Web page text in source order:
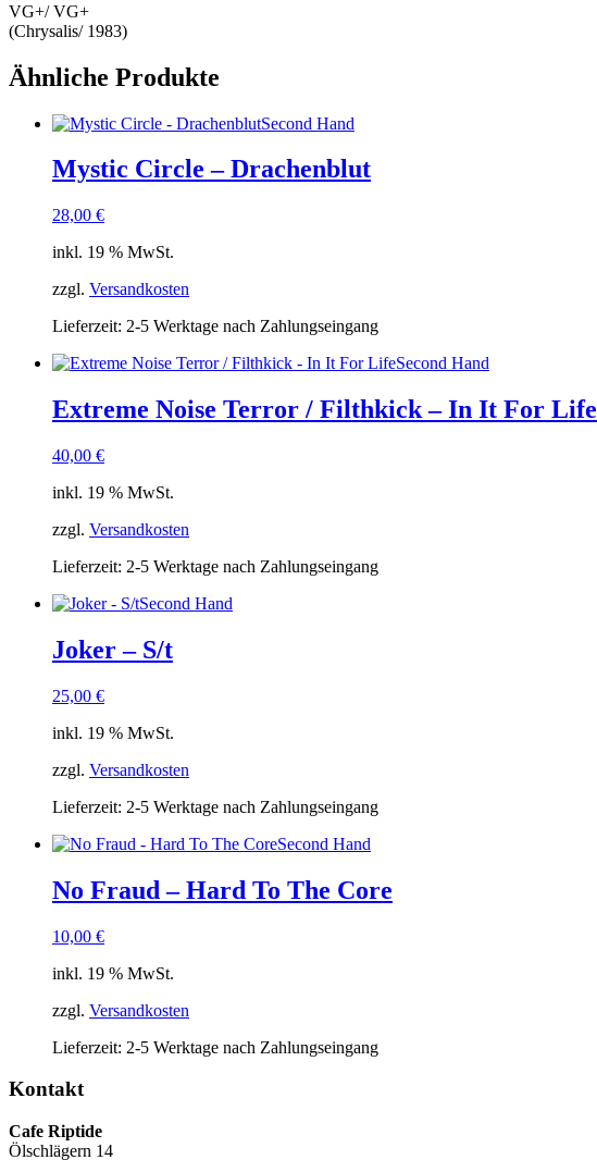
VG+/ VG+
(Chrysalis/ 1983)
Ähnliche Produkte
Second Hand
Mystic Circle – Drachenblut
28,00 €
inkl. 19 % MwSt.
zzgl. Versandkosten
Lieferzeit: 2-5 Werktage nach Zahlungseingang
Second Hand
Extreme Noise Terror / Filthkick – In It For Life
40,00 €
inkl. 19 % MwSt.
zzgl. Versandkosten
Lieferzeit: 2-5 Werktage nach Zahlungseingang
Second Hand
Joker – S/t
25,00 €
inkl. 19 % MwSt.
zzgl. Versandkosten
Lieferzeit: 2-5 Werktage nach Zahlungseingang
Second Hand
No Fraud – Hard To The Core
10,00 €
inkl. 19 % MwSt.
zzgl. Versandkosten
Lieferzeit: 2-5 Werktage nach Zahlungseingang
Kontakt
Cafe Riptide
Ölschlägern 14